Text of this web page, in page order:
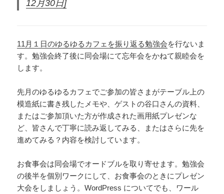
12月30日]
11月１日のゆるゆるカフェを振り返る勉強会を行ないま
す。勉強会終了後に同会場にて忘年会をかねて親睦会を
します。
先月のゆるゆるカフェでご参加の皆さまがテーブル上の
模造紙に書き残したメモや、ゲストの谷口さんの資料、
またはご参加頂いた方が作成された画用紙プレゼンな
ど、皆さんで丁寧に読み返してみる、またはさらに先を
進めてみる？内容を検討しています。
お食事会は同会場でオードブルを取り寄せます。勉強会
の後半を個別ワークにして、お食事会のときにプレゼン
大会をしましょう。WordPress についてでも、ワール